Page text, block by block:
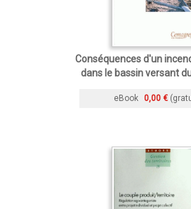
Conséquences d'un
dans le bassin versant
eBook 0,00 €